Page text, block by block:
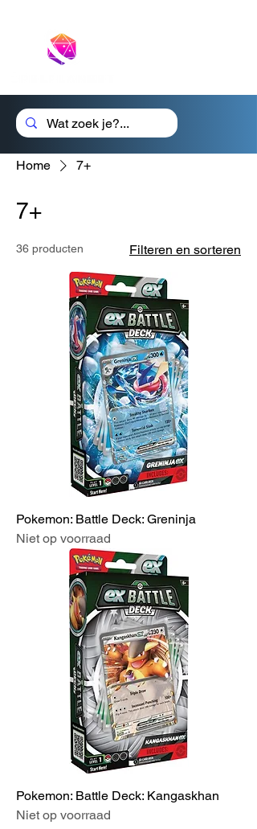
Home 7+
7+
36 producten Filteren en sorteren
Pokemon: Battle Deck: Greninja
Niet op voorraad
Pokemon: Battle Deck: Kangaskhan
Niet op voorraad